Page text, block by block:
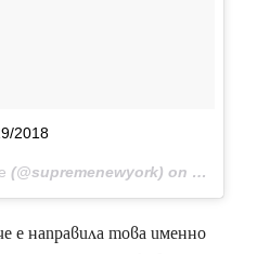
2018
(@supremenewyork) on Mar 26,
е направила това именно